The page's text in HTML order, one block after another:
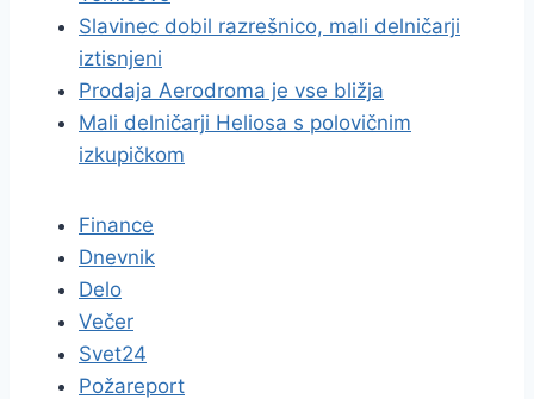
Slavinec dobil razrešnico, mali delničarji
iztisnjeni
Prodaja Aerodroma je vse bližja
Mali delničarji Heliosa s polovičnim
izkupičkom
Finance
Dnevnik
Delo
Večer
Svet24
Požareport